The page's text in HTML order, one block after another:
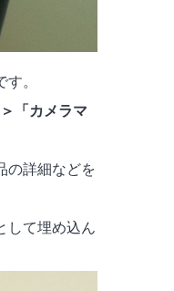
。
「カメラマ
の詳細などを
して埋め込ん